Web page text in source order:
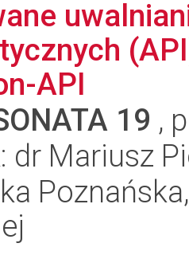
API
19 ,
dr Mariusz